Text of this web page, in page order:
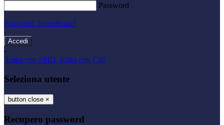
Password
Password dimenticata?
-
Entra con SPID Entra con CIE
Seleziona utente
button close ×
Recupero password